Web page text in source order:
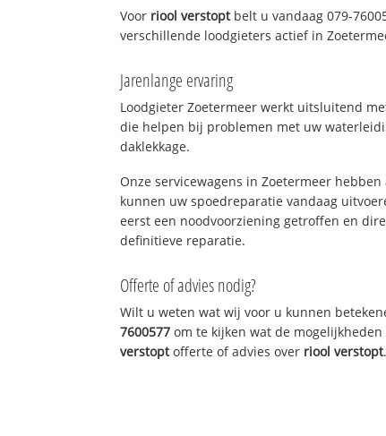
Voor riool verstoptbelt u vandaag 079-
verschillende loodgieters actief in
Jarenlange ervaring
Loodgieter Zoetermeer werkt uitsluitend
die helpen bij problemen met uw
daklekkage.
Onze servicewagens in Zoetermeer
kunnen uw spoedreparatie vandaag
eerst een noodvoorziening getroffen en
definitieve reparatie.
Offerte of advies nodig?
Wilt u weten wat wij voor u kunnen
7600577 om te kijken wat de
verstoptofferte of advies over riool verstopt